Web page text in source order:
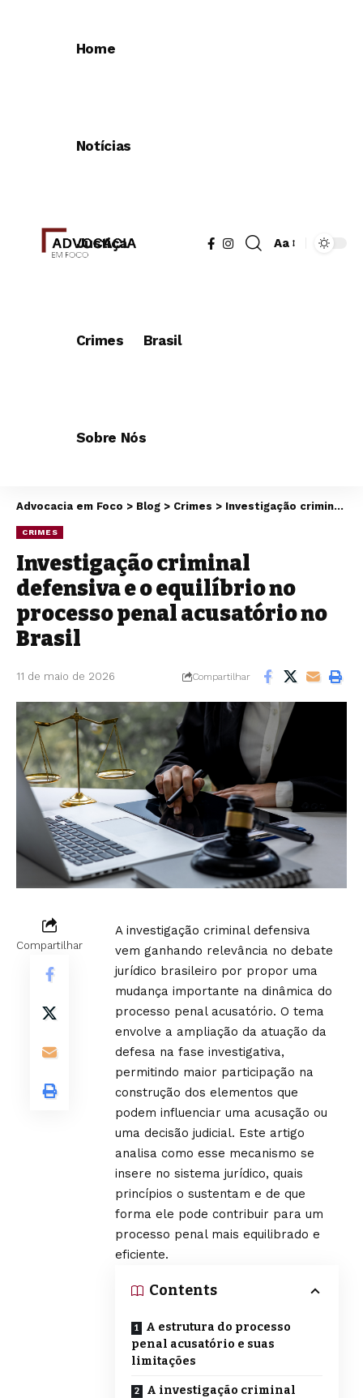
Home
Notícias
Justiça
Crimes Brasil
Sobre Nós
Aa
Advocacia em Foco > Blog > Crimes > Investigação criminal defensiva e o equilíbrio no processo penal acusatório no Brasil
CRIMES
Investigação criminal
defensiva e o equilíbrio no
processo penal acusatório no
Brasil
11 de maio de 2026 Compartilhar
Compartilhar
A investigação criminal defensiva
vem ganhando relevância no debate
jurídico brasileiro por propor uma
mudança importante na dinâmica do
processo penal acusatório. O tema
envolve a ampliação da atuação da
defesa na fase investigativa,
permitindo maior participação na
construção dos elementos que
podem influenciar uma acusação ou
uma decisão judicial. Este artigo
analisa como esse mecanismo se
insere no sistema jurídico, quais
princípios o sustentam e de que
forma ele pode contribuir para um
processo penal mais equilibrado e
eficiente.
Contents
A estrutura do processo
penal acusatório e suas
limitações
A investigação criminal